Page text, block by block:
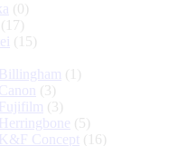
(0)
(17)
(15)
(1)
(3)
(3)
(5)
Concept (16)